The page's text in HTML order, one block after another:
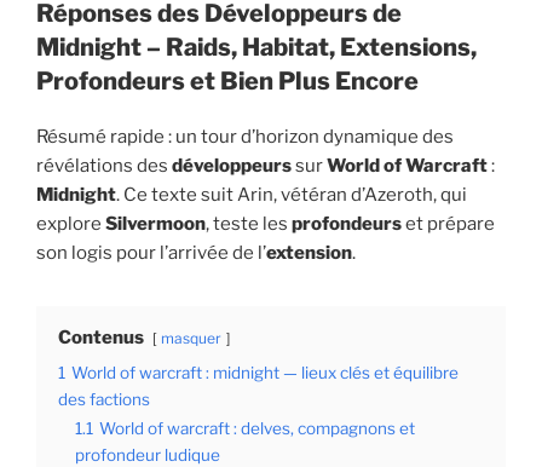
Réponses des Développeurs de
Midnight – Raids, Habitat, Extensions,
Profondeurs et Bien Plus Encore
Résumé rapide : un tour d’horizon dynamique des
révélations des développeurssurWorld of Warcraft:
Midnight. Ce texte suit Arin, vétéran d’Azeroth, qui
explore Silvermoon, teste les profondeurset prépare
son logis pour l’arrivée de l’extension.
Contenus masquer
1 World of warcraft : midnight — lieux clés et équilibre
des factions
1.1 World of warcraft : delves, compagnons et
profondeur ludique